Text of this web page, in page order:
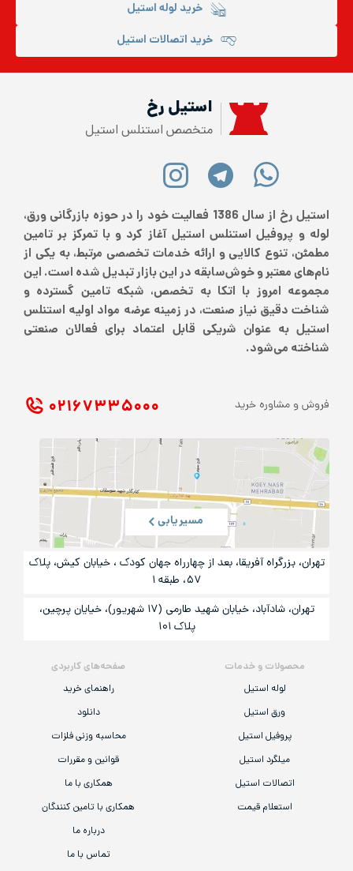
خرید لوله استیل
خرید اتصالات استیل
استیل رخ
متخصص استنلس استیل
استیل رخ از سال 1386 فعالیت خود را در حوزه بازرگانی ورق،
لوله و پروفیل استنلس استیل آغاز کرد و با تمرکز بر تامین
مطمئن، تنوع کالایی و ارائه خدمات تخصصی مرتبط، به یکی از
نام‌های معتبر و خوش‌سابقه در این بازار تبدیل شده است. این
مجموعه امروز با اتکا به تخصص، شبکه تامین گسترده و
شناخت دقیق نیاز صنعت، در زمینه عرضه مواد اولیه استنلس
استیل به عنوان شریکی قابل اعتماد برای فعالان صنعتی
شناخته می‌شود.
محصولات و خدمات
لوله استیل
ورق استیل
پروفیل استیل
میلگرد استیل
اتصالات استیل
استعلام قیمت
صفحه‌های کاربردی
راهنمای خرید
دانلود
محاسبه وزنی فلزات
قوانین و مقررات
همکاری با ما
همکاری با تامین کنندگان
درباره ما
تماس با ما
فروش و مشاوره خرید ۰۲۱ ۶۷۳۳۵۰۰۰
مسیریابی
تهران، بزرگراه آفریقا، بعد از چهارراه جهان کودک ، خیابان کیش، پلاک
۵۷، طبقه ۱
تهران، شادآباد، خیابان شهید طارمی (۱۷ شهریور)، خیایان پرچین،
پلاک ۱۰۱